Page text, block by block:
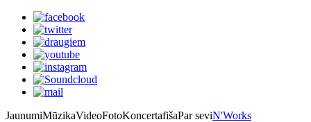
JaunumiMūzikaVideoFotoKoncertafišaPar seviN'Works